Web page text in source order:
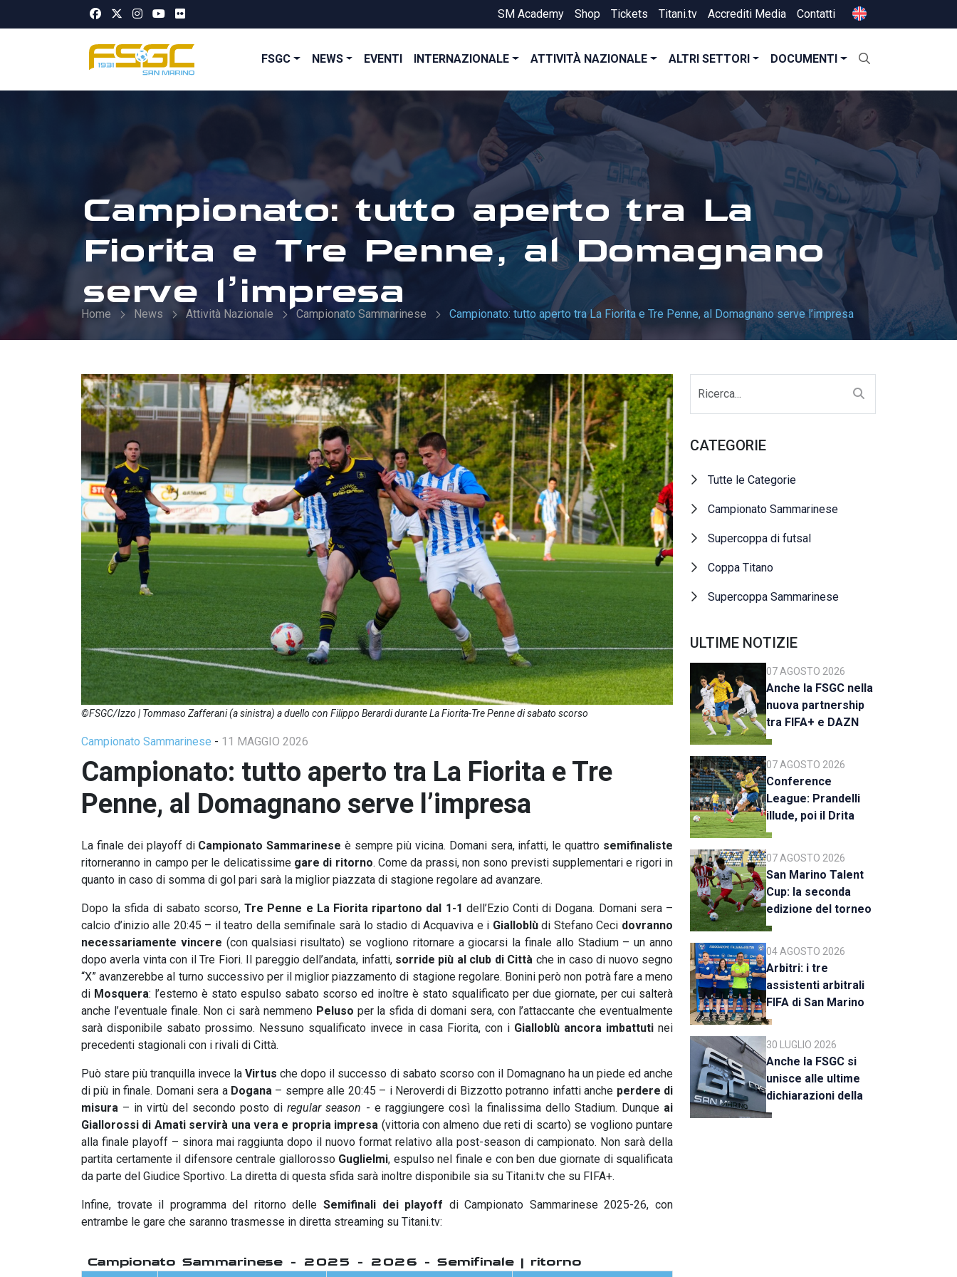
SM Academy Shop Tickets Titani.tv Accrediti Media Contatti
FSGC NEWS EVENTI INTERNAZIONALE ATTIVITÀ NAZIONALE ALTRI SETTORI DOCUMENTI
Campionato: tutto aperto tra La
Fiorita e Tre Penne, al Domagnano
serve l’impresa
Home News Attività Nazionale Campionato Sammarinese Campionato: tutto aperto tra La Fiorita e Tre Penne, al Domagnano serve l’impresa
©FSGC/Izzo | Tommaso Zafferani (a sinistra) a duello con Filippo Berardi durante La Fiorita-Tre Penne di sabato scorso
Campionato Sammarinese - 11 MAGGIO 2026
Campionato: tutto aperto tra La Fiorita e Tre
Penne, al Domagnano serve l’impresa
La finale dei playoff di Campionato Sammarinese è sempre più vicina. Domani sera, infatti, le quattro semifinaliste
ritorneranno in campo per le delicatissime gare di ritorno. Come da prassi, non sono previsti supplementari e rigori in
quanto in caso di somma di gol pari sarà la miglior piazzata di stagione regolare ad avanzare.
Dopo la sfida di sabato scorso,Tre Penne e La Fiorita ripartono dal 1-1 dell’Ezio Conti di Dogana. Domani sera –
calcio d’inizio alle 20:45 – il teatro della semifinale sarà lo stadio di Acquaviva e i Gialloblùdi Stefano Ceci dovranno
necessariamente vincere (con qualsiasi risultato) se vogliono ritornare a giocarsi la finale allo Stadium – un anno
dopo averla vinta con il Tre Fiori. Il pareggio dell’andata, infatti, sorride più al club di Città che in caso di nuovo segno
“X” avanzerebbe al turno successivo per il miglior piazzamento di stagione regolare. Bonini però non potrà fare a meno
di Mosquera: l’esterno è stato espulso sabato scorso ed inoltre è stato squalificato per due giornate, per cui salterà
anche l’eventuale finale. Non ci sarà nemmeno Peluso per la sfida di domani sera, con l’attaccante che eventualmente
sarà disponibile sabato prossimo. Nessuno squalificato invece in casa Fiorita, con i Gialloblù ancora imbattuti nei
precedenti stagionali con i rivali di Città.
Può stare più tranquilla invece laVirtus che dopo il successo di sabato scorso con il Domagnano ha un piede ed anche
di più in finale. Domani sera a Dogana – sempre alle 20:45 – i Neroverdi di Bizzotto potranno infatti anche perdere di
misura – in virtù del secondo posto diregular season - e raggiungere così la finalissima dello Stadium. Dunque ai
Giallorossi di Amati servirà una vera e propria impresa (vittoria con almeno due reti di scarto) se vogliono puntare
alla finale playoff – sinora mai raggiunta dopo il nuovo format relativo alla post-season di campionato. Non sarà della
partita certamente il difensore centrale giallorosso Guglielmi, espulso nel finale e con ben due giornate di squalificata
da parte del Giudice Sportivo. La diretta di questa sfida sarà inoltre disponibile sia su Titani.tv che su FIFA+.
Infine, trovate il programma del ritorno delle Semifinali dei playoff di Campionato Sammarinese 2025-26, con
entrambe le gare che saranno trasmesse in diretta streaming su Titani.tv:
Campionato Sammarinese - 2025 - 2026 - Semifinale | ritorno
CATEGORIE
Tutte le Categorie
Campionato Sammarinese
Supercoppa di futsal
Coppa Titano
Supercoppa Sammarinese
ULTIME NOTIZIE
07 AGOSTO 2026
Anche la FSGC nella
nuova partnership
tra FIFA+ e DAZN
07 AGOSTO 2026
Conference
League: Prandelli
illude, poi il Drita
esce alla distanza
07 AGOSTO 2026
San Marino Talent
Cup: la seconda
edizione del torneo
al via il 18 agosto
04 AGOSTO 2026
Arbitri: i tre
assistenti arbitrali
FIFA di San Marino
al raduno della CAN
C
30 LUGLIO 2026
Anche la FSGC si
unisce alle ultime
dichiarazioni della
UEFA